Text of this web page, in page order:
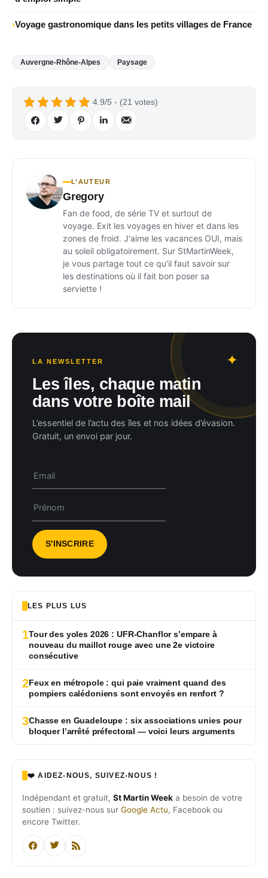
Voyage gastronomique dans les petits villages de France
Auvergne-Rhône-Alpes Paysage
4.9/5 - (21 votes)
L’AUTEUR
Gregory
Fan de food, de série TV et surtout de
voyage. Exit les voyages en hiver et dans les
zones de froid. J'aime les vacances OUI, mais
au soleil obligatoirement. Sur StMartinWeek,
je vous partage tout ce qu'il faut savoir sur
les destinations où il fait bon poser sa
serviette !
LA NEWSLETTER
Les îles, chaque matin
dans votre boîte mail
L’essentiel de l’actu des îles et nos idées d’évasion.
Gratuit, un envoi par jour.
LES PLUS LUS
1Tour des yoles 2026 : UFR-Chanflor s’empare à
nouveau du maillot rouge avec une 2e victoire
consécutive
2Feux en métropole : qui paie vraiment quand des
pompiers calédoniens sont envoyés en renfort ?
3Chasse en Guadeloupe : six associations unies pour
bloquer l’arrêté préfectoral — voici leurs arguments
❤️ AIDEZ-NOUS, SUIVEZ-NOUS !
Indépendant et gratuit, St Martin Week a besoin de votre
soutien : suivez-nous sur Google Actu, Facebook ou
encore Twitter.